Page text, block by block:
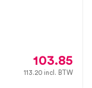
103.85
113.20 incl. BTW